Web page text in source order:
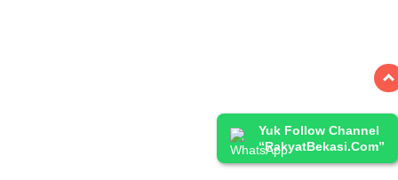
Yuk Follow Channel
“RakyatBekasi.Com”